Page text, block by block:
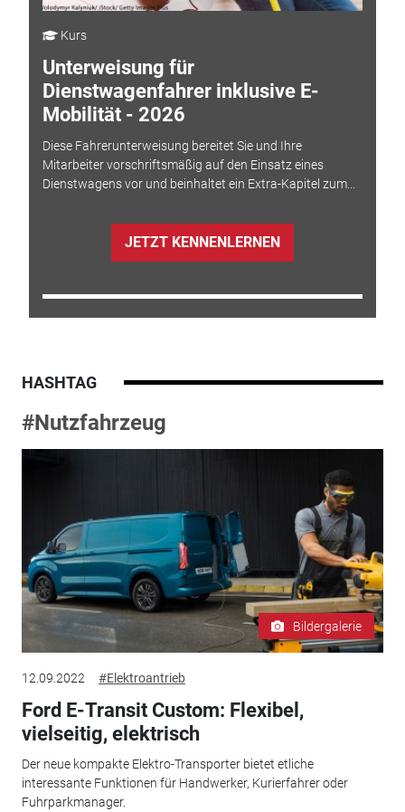
Kurs
Unterweisung für
Dienstwagenfahrer inklusive E-
Mobilität - 2026
Diese Fahrerunterweisung bereitet Sie und Ihre
Mitarbeiter vorschriftsmäßig auf den Einsatz eines
Dienstwagens vor und beinhaltet ein Extra-Kapitel zum...
JETZT KENNENLERNEN
HASHTAG
#Nutzfahrzeug
Bildergalerie
12.09.2022 #Elektroantrieb
Ford E-Transit Custom: Flexibel,
vielseitig, elektrisch
Der neue kompakte Elektro-Transporter bietet etliche
interessante Funktionen für Handwerker, Kurierfahrer oder
Fuhrparkmanager.